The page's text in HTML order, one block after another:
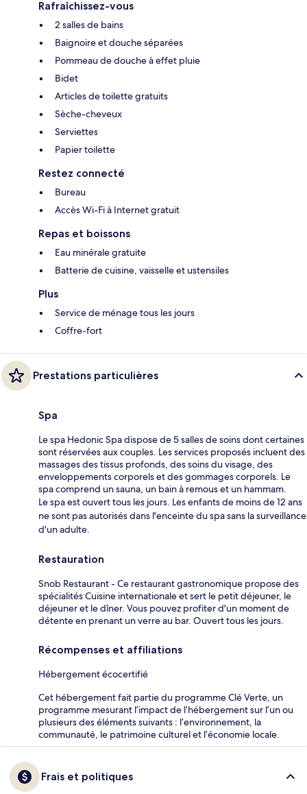
Rafraîchissez-vous
2 salles de bains
Baignoire et douche séparées
Pommeau de douche à effet pluie
Bidet
Articles de toilette gratuits
Sèche-cheveux
Serviettes
Papier toilette
Restez connecté
Bureau
Accès Wi-Fi à Internet gratuit
Repas et boissons
Eau minérale gratuite
Batterie de cuisine, vaisselle et ustensiles
Plus
Service de ménage tous les jours
Coffre-fort
Prestations particulières
Spa
Le spa Hedonic Spa dispose de 5 salles de soins dont certaines
sont réservées aux couples. Les services proposés incluent des
massages des tissus profonds, des soins du visage, des
enveloppements corporels et des gommages corporels. Le
spa comprend un sauna, un bain à remous et un hammam.
Le spa est ouvert tous les jours. Les enfants de moins de 12 ans
ne sont pas autorisés dans l'enceinte du spa sans la surveillance
d'un adulte.
Restauration
Snob Restaurant - Ce restaurant gastronomique propose des
spécialités Cuisine internationale et sert le petit déjeuner, le
déjeuner et le dîner. Vous pouvez profiter d'un moment de
détente en prenant un verre au bar. Ouvert tous les jours.
Récompenses et affiliations
Hébergement écocertifié
Cet hébergement fait partie du programme Clé Verte, un
programme mesurant l’impact de l’hébergement sur l’un ou
plusieurs des éléments suivants : l’environnement, la
communauté, le patrimoine culturel et l’économie locale.
Frais et politiques